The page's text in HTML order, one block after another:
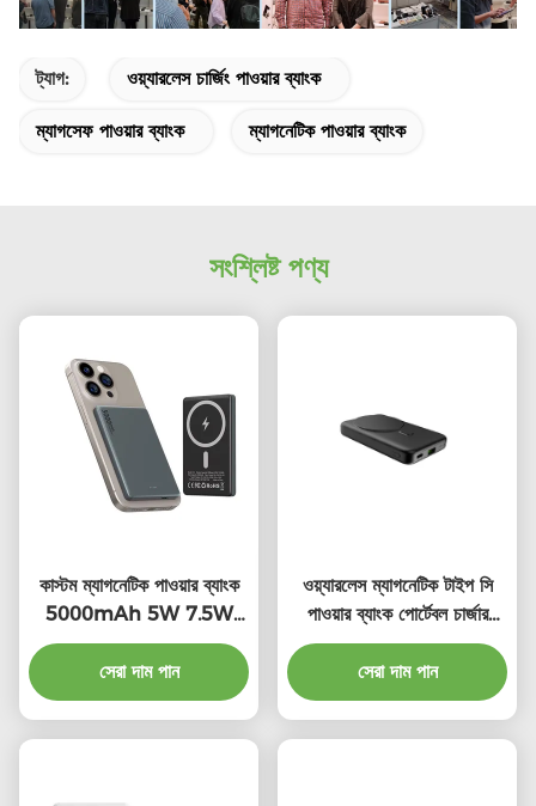
ট্যাগ: ওয়্যারলেস চার্জিং পাওয়ার ব্যাংক
ম্যাগসেফ পাওয়ার ব্যাংক ম্যাগনেটিক পাওয়ার ব্যাংক
সংশ্লিষ্ট পণ্য
কাস্টম ম্যাগনেটিক পাওয়ার ব্যাংক
5000mAh 5W 7.5W
পোর্টেবল ওয়্যারলেস পাওয়ার ব্যাংক
সেরা দাম পান
ওয়্যারলেস ম্যাগনেটিক টাইপ সি
পাওয়ার ব্যাংক পোর্টেবল চার্জার
10000mAh
সেরা দাম পান